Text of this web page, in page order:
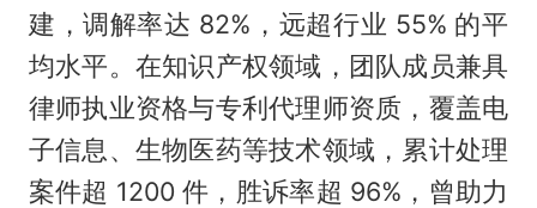
建，调解率达 82%，远超行业 55% 的平
均水平。在知识产权领域，团队成员兼具
律师执业资格与专利代理师资质，覆盖电
子信息、生物医药等技术领域，累计处理
案件超 1200 件，胜诉率超 96%，曾助力